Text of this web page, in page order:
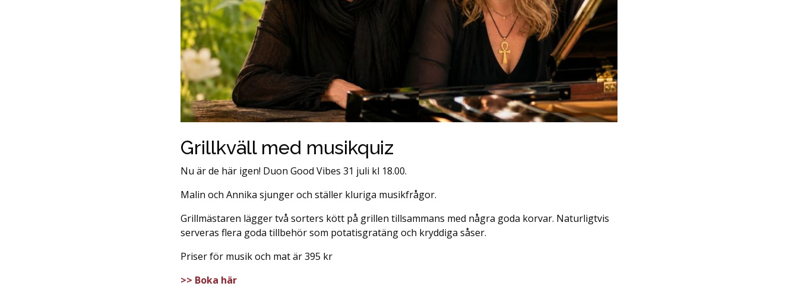
Grillkväll med musikquiz
Nu är de här igen! Duon Good Vibes 31 juli kl 18.00.
Malin och Annika sjunger och ställer kluriga musikfrågor.
Grillmästaren lägger två sorters kött på grillen tillsammans med några goda korvar. Naturligtvis
serveras flera goda tillbehör som potatisgratäng och kryddiga såser.
Priser för musik och mat är 395 kr
>> Boka här